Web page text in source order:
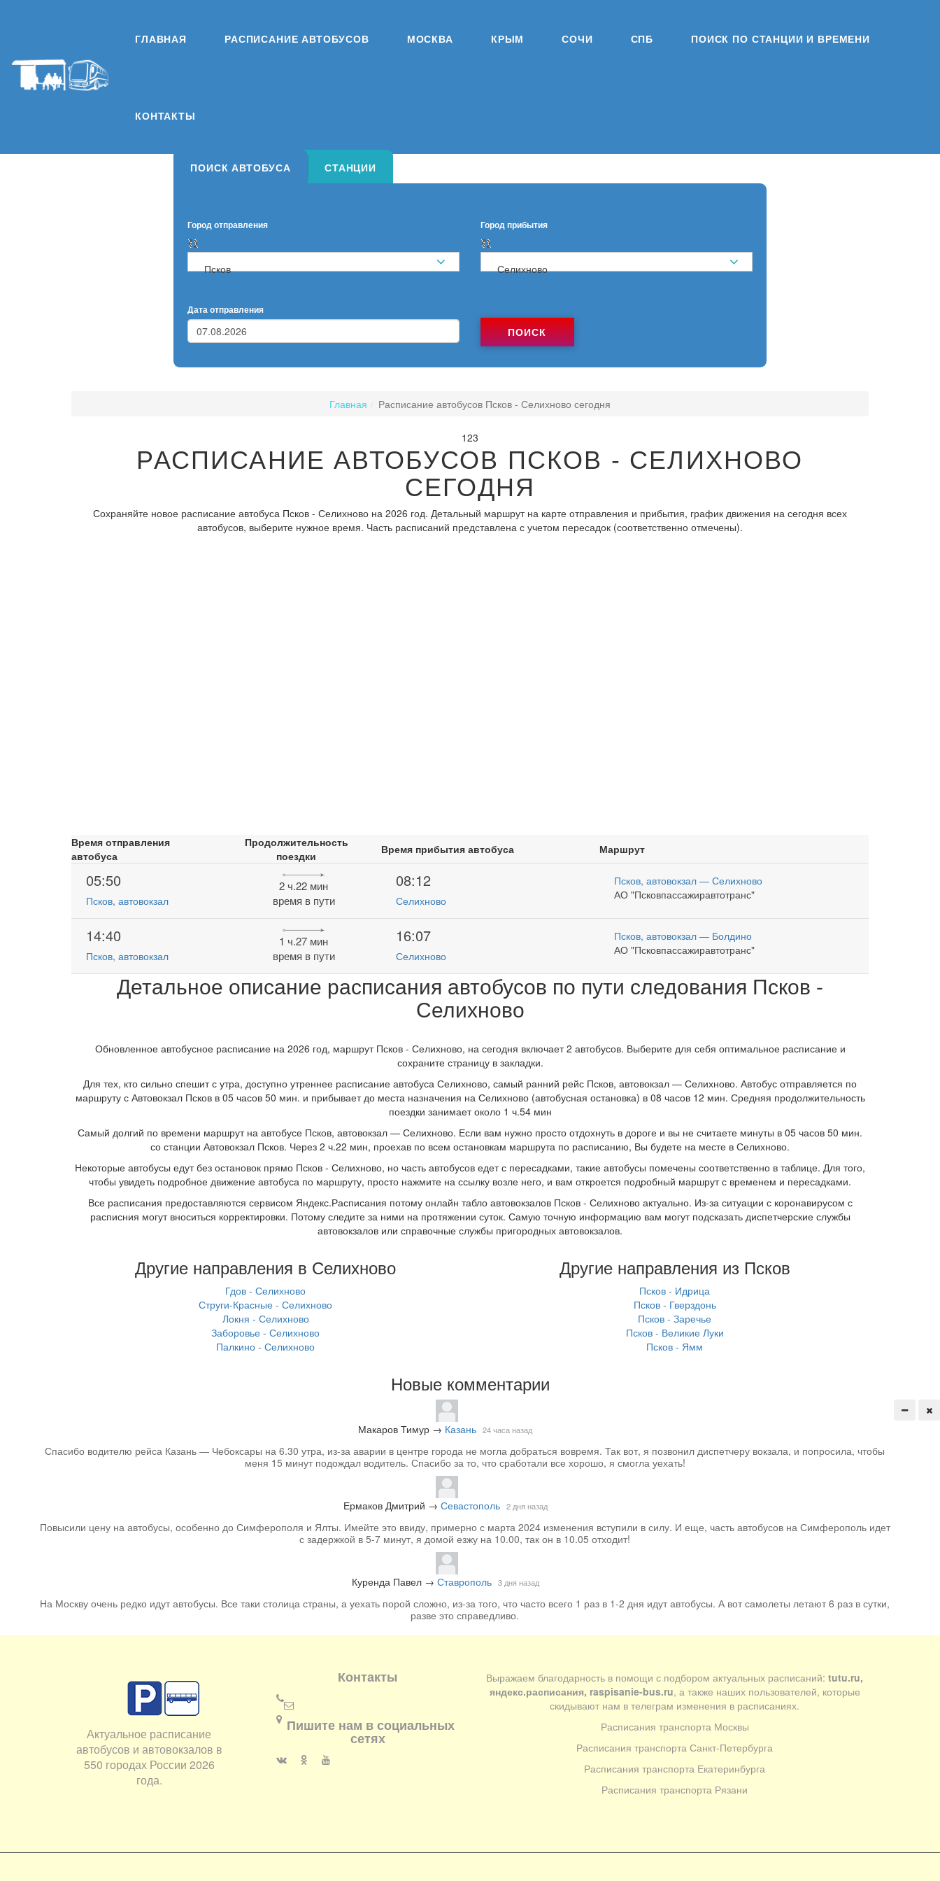
ГЛАВНАЯ РАСПИСАНИЕ АВТОБУСОВ МОСКВА КРЫМ СОЧИ СПБ ПОИСК ПО СТАНЦИИ И ВРЕМЕНИ
КОНТАКТЫ
ПОИСК АВТОБУСА СТАНЦИИ
Город отправления
Псков
Город прибытия
Селихново
Дата отправления
ПОИСК
Главная Расписание автобусов Псков - Селихново сегодня
123
РАСПИСАНИЕ АВТОБУСОВ ПСКОВ - СЕЛИХНОВО
СЕГОДНЯ
Сохраняйте новое расписание автобуса Псков - Селихново на 2026 год. Детальный маршрут на карте отправления и прибытия, график движения на сегодня всех
автобусов, выберите нужное время. Часть расписаний представлена с учетом пересадок (соответственно отмечены).
Время отправления
автобуса
Продолжительность
поездки
Время прибытия автобуса Маршрут
05:50
Псков, автовокзал
2 ч.22 мин
время в пути
08:12
Селихново
Псков, автовокзал — Селихново
АО "Псковпассажиравтотранс"
14:40
Псков, автовокзал
1 ч.27 мин
время в пути
16:07
Селихново
Псков, автовокзал — Болдино
АО "Псковпассажиравтотранс"
Детальное описание расписания автобусов по пути следования Псков -
Селихново
Обновленное автобусное расписание на 2026 год, маршрут Псков - Селихново, на сегодня включает 2 автобусов. Выберите для себя оптимальное расписание и
сохраните страницу в закладки.
Для тех, кто сильно спешит с утра, доступно утреннее расписание автобуса Селихново, самый ранний рейс Псков, автовокзал — Селихново. Автобус отправляется по
маршруту с Автовокзал Псков в 05 часов 50 мин. и прибывает до места назначения на Селихново (автобусная остановка) в 08 часов 12 мин. Средняя продолжительность
поездки занимает около 1 ч.54 мин
Самый долгий по времени маршрут на автобусе Псков, автовокзал — Селихново. Если вам нужно просто отдохнуть в дороге и вы не считаете минуты в 05 часов 50 мин.
со станции Автовокзал Псков. Через 2 ч.22 мин, проехав по всем остановкам маршрута по расписанию, Вы будете на месте в Селихново.
Некоторые автобусы едут без остановок прямо Псков - Селихново, но часть автобусов едет с пересадками, такие автобусы помечены соответственно в таблице. Для того,
чтобы увидеть подробное движение автобуса по маршруту, просто нажмите на ссылку возле него, и вам откроется подробный маршрут с временем и пересадками.
Все расписания предоставляются сервисом Яндекс.Расписания потому онлайн табло автовокзалов Псков - Селихново актуально. Из-за ситуации с коронавирусом с
расписния могут вноситься корректировки. Потому следите за ними на протяжении суток. Самую точную информацию вам могут подсказать диспетчерские службы
автовокзалов или справочные службы пригородных автовокзалов.
Другие направления в Селихново
Гдов - Селихново
Струги-Красные - Селихново
Локня - Селихново
Заборовье - Селихново
Палкино - Селихново
Другие направления из Псков
Псков - Идрица
Псков - Гверздонь
Псков - Заречье
Псков - Великие Луки
Псков - Ямм
Новые комментарии
Макаров Тимур → Казань 24 часа назад
Спасибо водителю рейса Казань — Чебоксары на 6.30 утра, из-за аварии в центре города не могла добраться вовремя. Так вот, я позвонил диспетчеру вокзала, и попросила, чтобы
меня 15 минут подождал водитель. Спасибо за то, что сработали все хорошо, я смогла уехать!
Ермаков Дмитрий → Севастополь 2 дня назад
Повысили цену на автобусы, особенно до Симферополя и Ялты. Имейте это ввиду, примерно с марта 2024 изменения вступили в силу. И еще, часть автобусов на Симферополь идет
с задержкой в 5-7 минут, я домой езжу на 10.00, так он в 10.05 отходит!
Куренда Павел→ Ставрополь 3 дня назад
На Москву очень редко идут автобусы. Все таки столица страны, а уехать порой сложно, из-за того, что часто всего 1 раз в 1-2 дня идут автобусы. А вот самолеты летают 6 раз в сутки,
разве это справедливо.
Актуальное расписание
автобусов и автовокзалов в
550 городах России 2026
года.
Контакты
Пишите нам в социальных
сетях
Выражаем благодарность в помощи с подбором актуальных расписаний: tutu.ru,
яндекс.расписания, raspisanie-bus.ru, а также наших пользователей, которые
скидывают нам в телеграм изменения в расписаниях.
Расписания транспорта Москвы
Расписания транспорта Санкт-Петербурга
Расписания транспорта Екатеринбурга
Расписания транспорта Рязани